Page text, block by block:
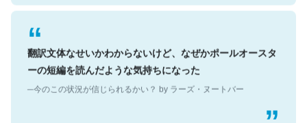
翻訳文体なせいかわからないけど、なぜかポールオースタ
ーの短編を読んだような気持ちになった
─今のこの状況が信じられるかい？ by ラーズ・ヌートバー